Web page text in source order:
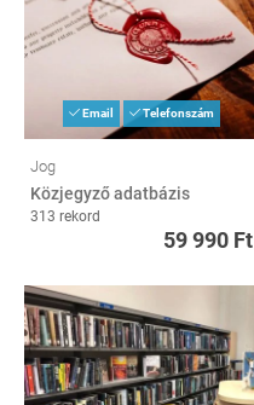
Email Telefonszám
Jog
Közjegyző adatbázis
313 rekord
59 990 Ft